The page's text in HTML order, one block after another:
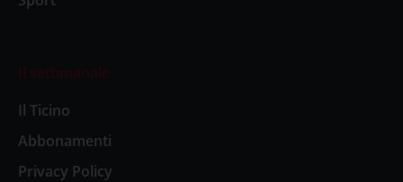
Il settimanale
Il Ticino
Abbonamenti
Privacy Policy